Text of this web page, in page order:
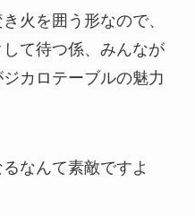
火を囲う形なので、
て待つ係、 みんなが
ジカロテーブルの魅力
なんて素敵ですよ